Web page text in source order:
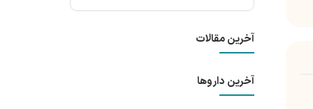
آخرین مقالات
آخرین داروها